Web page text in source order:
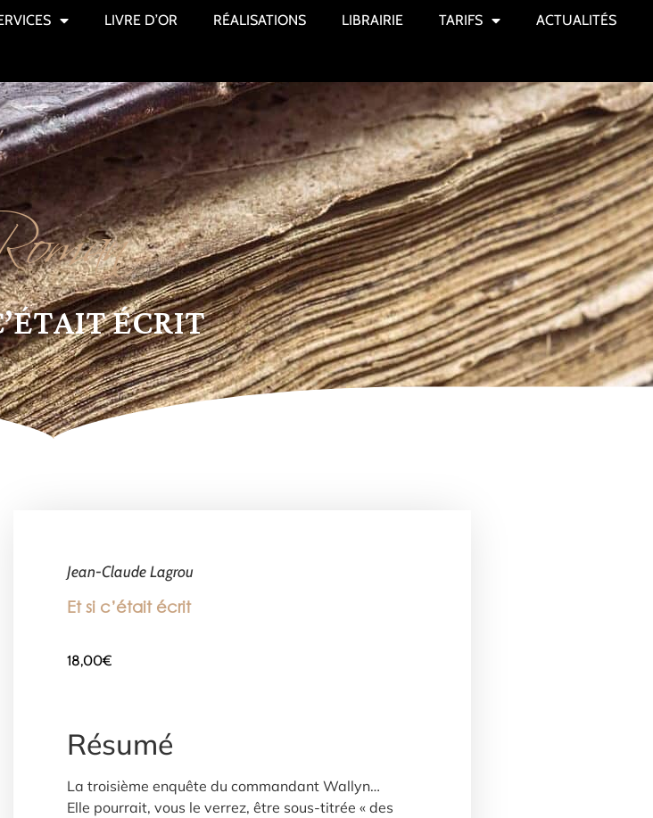
LIVRE D’OR RÉALISATIONS LIBRAIRIE TARIFS ACTUALITÉS
ÉCRIT
Jean-Claude Lagrou
Et si c’était écrit
18,00€
Résumé
La troisième enquête du commandant Wallyn…
Elle pourrait, vous le verrez, être sous-titrée « des